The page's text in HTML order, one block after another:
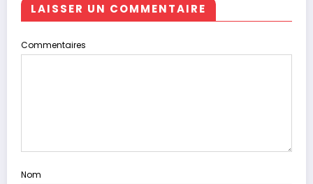
LAISSER UN COMMENTAIRE
Commentaires
Nom